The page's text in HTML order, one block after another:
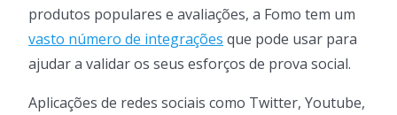
produtos populares e avaliações, a Fomo tem um
vasto número de integrações que pode usar para
ajudar a validar os seus esforços de prova social.
Aplicações de redes sociais como Twitter, Youtube,